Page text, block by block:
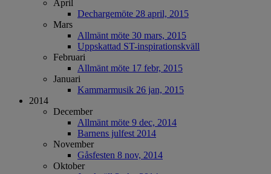
April
Dechargemöte 28 april, 2015
Mars
Allmänt möte 30 mars, 2015
Uppskattad ST-inspirationskväll
Februari
Allmänt möte 17 febr, 2015
Januari
Kammarmusik 26 jan, 2015
2014
December
Allmänt möte 9 dec, 2014
Barnens julfest 2014
November
Gåsfesten 8 nov, 2014
Oktober